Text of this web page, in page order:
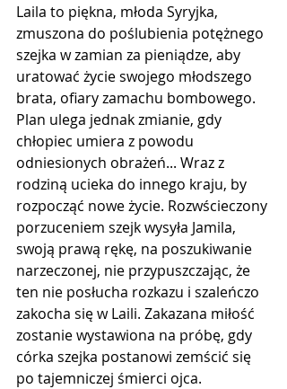
Laila to piękna, młoda Syryjka,
zmuszona do poślubienia potężnego
szejka w zamian za pieniądze, aby
uratować życie swojego młodszego
brata, ofiary zamachu bombowego.
Plan ulega jednak zmianie, gdy
chłopiec umiera z powodu
odniesionych obrażeń... Wraz z
rodziną ucieka do innego kraju, by
rozpocząć nowe życie. Rozwścieczony
porzuceniem szejk wysyła Jamila,
swoją prawą rękę, na poszukiwanie
narzeczonej, nie przypuszczając, że
ten nie posłucha rozkazu i szaleńczo
zakocha się w Laili. Zakazana miłość
zostanie wystawiona na próbę, gdy
córka szejka postanowi zemścić się
po tajemniczej śmierci ojca.